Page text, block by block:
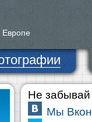
Европе
Не забывай
Мы